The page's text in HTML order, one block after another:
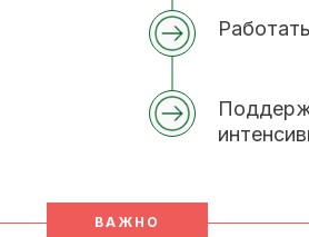
ВАЖНО